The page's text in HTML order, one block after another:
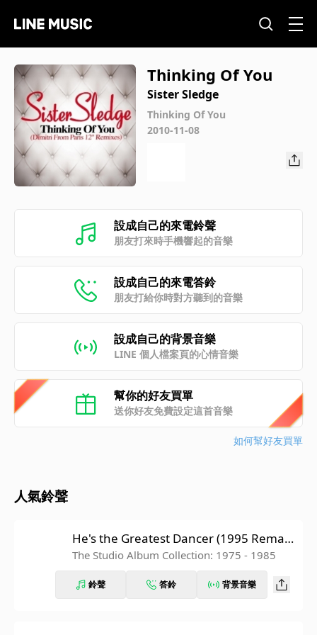
Thinking Of You
Sister Sledge
Thinking Of You
2010-11-08
設成自己的來電鈴聲
朋友打來時手機響起的音樂
設成自己的來電答鈴
朋友打給你時對方聽到的音樂
設成自己的背景音樂
LINE 個人檔案頁的心情音樂
幫你的好友買單
送你好友免費設定這首音樂
如何幫好友買單
人氣鈴聲
He's the Greatest Dancer (1995 Remast
er)
The Studio Album Collection: 1975 - 1985
鈴聲 答鈴 背景音樂